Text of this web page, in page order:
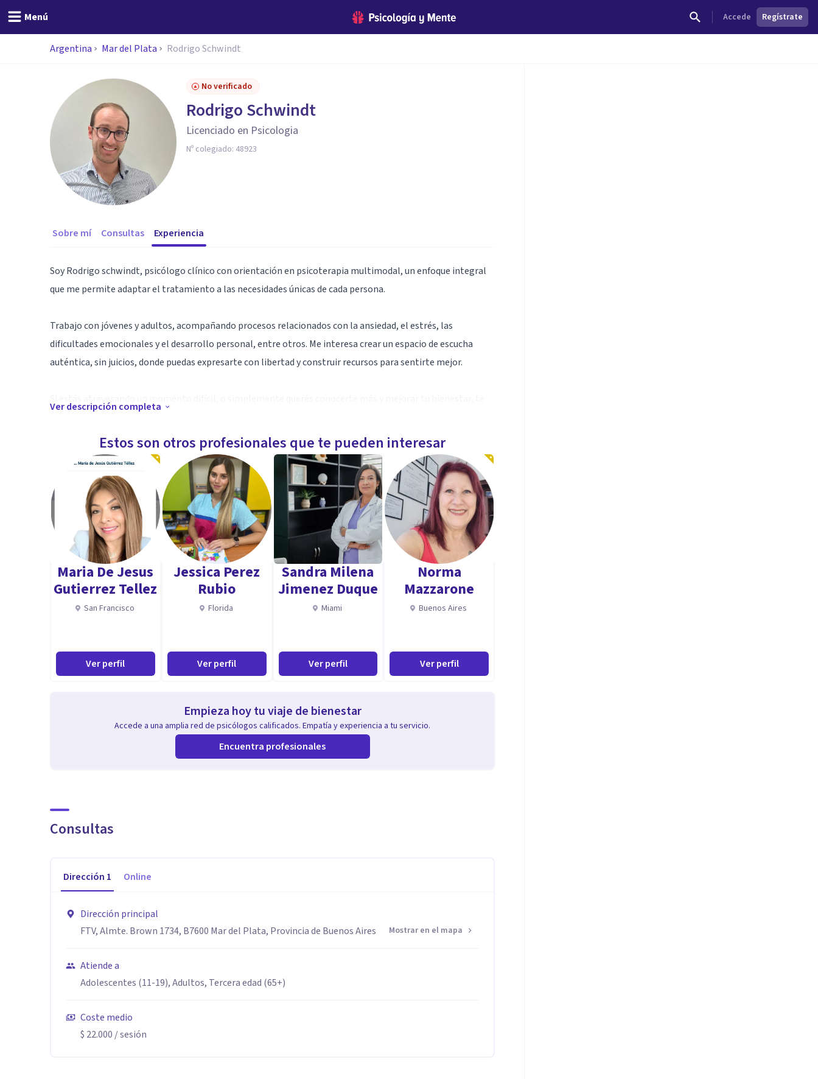
Menú Accede Regístrate
Argentina Mar del Plata Rodrigo Schwindt
No verificado
Rodrigo Schwindt
Licenciado en Psicologia
Nº colegiado: 48923
Sobre mí Consultas Experiencia
Soy Rodrigo schwindt, psicólogo clínico con orientación en psicoterapia multimodal, un enfoque integral
que me permite adaptar el tratamiento a las necesidades únicas de cada persona.
Trabajo con jóvenes y adultos, acompañando procesos relacionados con la ansiedad, el estrés, las
dificultades emocionales y el desarrollo personal, entre otros. Me interesa crear un espacio de escucha
auténtica, sin juicios, donde puedas expresarte con libertad y construir recursos para sentirte mejor.
Podemos trabajar juntos mediante terapia presencial, o si es de tu preferencia, Virtual.
Especialidad
Soy Licenciado en Psicología con orientación clínica, enfocado en el trabajo terapéutico desde la
perspectiva de la Terapia Multimodal. Este enfoque me permite abordar el malestar psicológico de manera
integral, considerando siete dimensiones fundamentales de la experiencia humana: conducta, afecto,
sensaciones, imágenes, cogniciones, relaciones interpersonales y factores biológicos.
Trabajo con adolescentes y adultos, priorizando intervenciones personalizadas que se adapten a las
necesidades y estilos de cada paciente. Cuento con formación en evaluación psicológica mediante técnicas
proyectivas y psicométricas, lo que me permite complementar el proceso terapéutico con una
Aptitudes
terapéuticos sólidos y adaptar las intervenciones desde una mirada flexible basada en la Terapia
Tengo un perfil creativo y sensibilidad clínica para trabajar con pacientes que tienen dificultad para
verbalizar su malestar. Hablo portugués y manejo Lengua de Señas Argentina.
Ver descripción completa
Estos son otros profesionales que te pueden interesar
Maria De Jesus
Gutierrez Tellez
San Francisco
Ver perfil
Jessica Perez
Rubio
Florida
Ver perfil
Sandra Milena
Jimenez Duque
Miami
Ver perfil
Norma
Mazzarone
Buenos Aires
Ver perfil
Empieza hoy tu viaje de bienestar
Accede a una amplia red de psicólogos calificados. Empatía y experiencia a tu servicio.
Encuentra profesionales
Consultas
Dirección 1 Online
Dirección principal
FTV, Almte. Brown 1734, B7600 Mar del Plata, Provincia de Buenos Aires
Mostrar en el mapa
Atiende a
Adolescentes (11-19), Adultos, Tercera edad (65+)
Coste medio
$ 22.000 / sesión